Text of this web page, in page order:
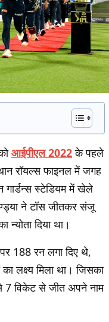
आईपीएल 2022के पहले
रॉयल्स फाइनल में जगह
गार्डन्स स्टेडियम में खेले
ने टॉस जीतकर संजू
दिया था।
188 रन लगा दिए थे,
लक्ष्य मिला था। जिसका
7 विकेट से जीत अपने नाम